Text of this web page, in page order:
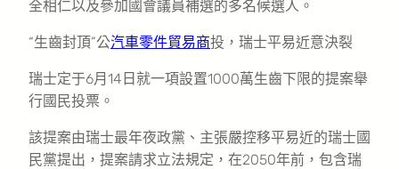
全相仁以及參加國會議員補選的多名候選人。
“生齒封頂”公汽車零件貿易商投，瑞士平易近意決裂
瑞士定于6月14日就一項設置1000萬生齒下限的提案舉
行國民投票。
該提案由瑞士最年夜政黨、主張嚴控移平易近的瑞士國
民黨提出，提案請求立法規定，在2050年前，包含瑞